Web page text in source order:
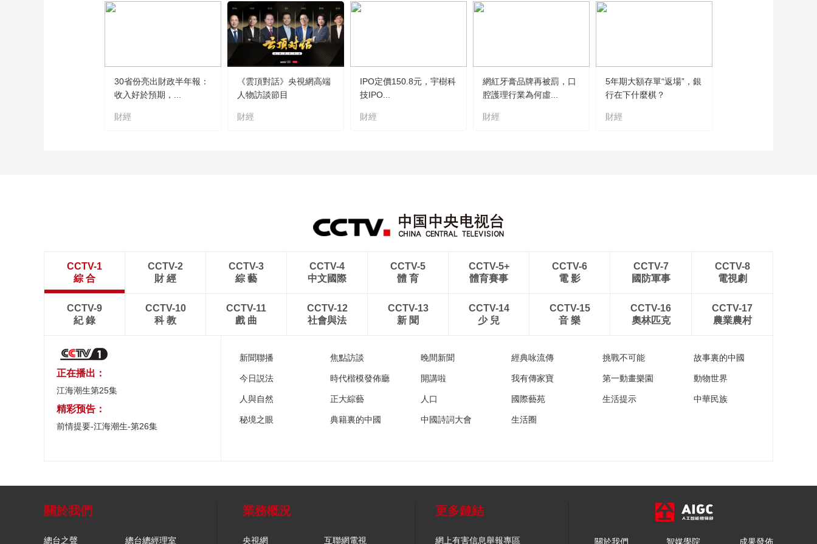
30省份亮出財政半年報：
收入好於預期，...
財經
《雲頂對話》央視網高端
人物訪談節目
財經
IPO定價150.8元，宇樹科
技IPO...
財經
網紅牙膏品牌再被罰，口
腔護理行業為何虛...
財經
5年期大額存單“返場”，銀
行在下什麼棋？
財經
CCTV-1
綜 合
CCTV-2
財 經
CCTV-3
綜 藝
CCTV-4
中文國際
CCTV-5
體 育
CCTV-5+
體育賽事
CCTV-6
電 影
CCTV-7
國防軍事
CCTV-8
電視劇
CCTV-9
紀 錄
CCTV-10
科 教
CCTV-11
戲 曲
CCTV-12
社會與法
CCTV-13
新 聞
CCTV-14
少 兒
CCTV-15
音 樂
CCTV-16
奧林匹克
CCTV-17
農業農村
正在播出：
江海潮生第25集
精彩预告：
前情提要-江海潮生-第26集
新聞聯播 焦點訪談 晚間新聞 經典咏流傳 挑戰不可能 故事裏的中國
今日説法 時代楷模發佈廳 開講啦 我有傳家寶 第一動畫樂園 動物世界
人與自然 正大綜藝 人口 國際藝苑 生活提示 中華民族
秘境之眼 典籍裏的中國 中國詩詞大會 生活圈
關於我們
總台之聲 總台總經理室
業務概況
央視網 互聯網電視
更多鏈結
網上有害信息舉報專區 關於我們 智媒學院 成果發佈